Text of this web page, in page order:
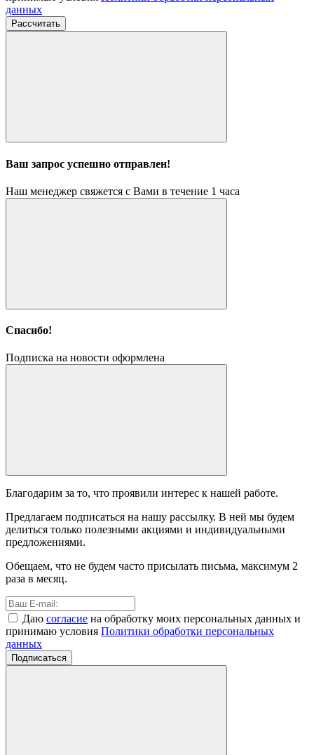
данных
Рассчитать
Ваш запрос успешно отправлен!
Наш менеджер свяжется с Вами в течение 1 часа
Спасибо!
Подписка на новости оформлена
Благодарим за то, что проявили интерес к нашей работе.
Предлагаем подписаться на нашу рассылку. В ней мы будем
делиться только полезными акциями и индивидуальными
предложениями.
Обещаем, что не будем часто присылать письма, максимум 2
раза в месяц.
Даю согласие на обработку моих персональных данных и
принимаю условия Политики обработки персональных
данных
Подписаться